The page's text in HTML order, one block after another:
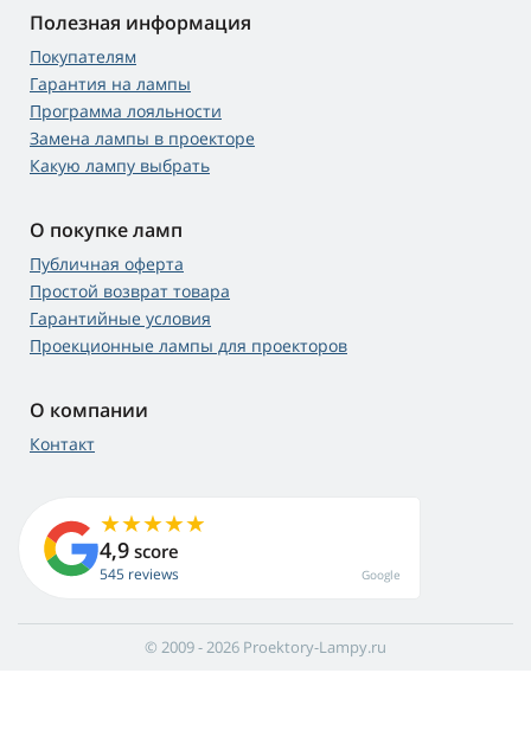
Полезная информация
Покупателям
Гарантия на лампы
Программа лояльности
Замена лампы в проекторе
Какую лампу выбрать
О покупке ламп
Публичная оферта
Простой возврат товара
Гарантийные условия
Проекционные лампы для проекторов
О компании
Контакт
4,9 score
545 reviews Google
© 2009 - 2026 Proektory-Lampy.ru